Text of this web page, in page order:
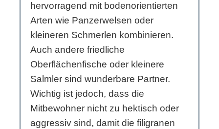
hervorragend mit bodenorientierten
Arten wie Panzerwelsen oder
kleineren Schmerlen kombinieren.
Auch andere friedliche
Oberflächenfische oder kleinere
Salmler sind wunderbare Partner.
Wichtig ist jedoch, dass die
Mitbewohner nicht zu hektisch oder
aggressiv sind, damit die filigranen